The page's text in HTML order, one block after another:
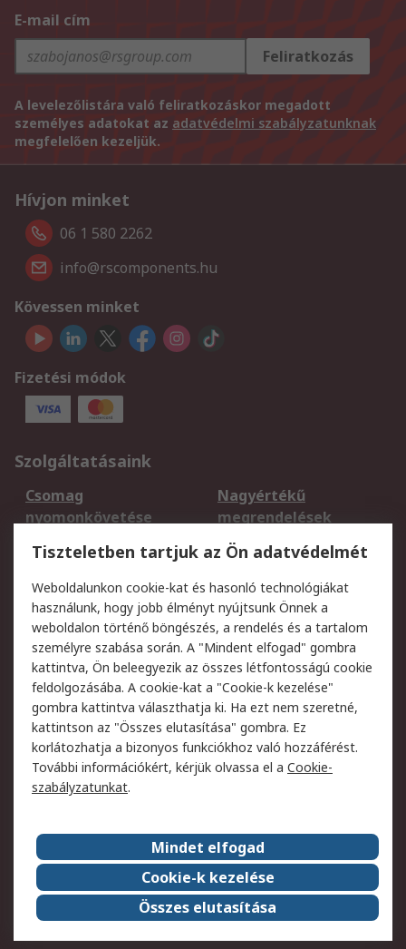
E-mail cím
Feliratkozás
A levelezőlistára való feliratkozáskor megadott
személyes adatokat az adatvédelmi szabályzatunknak
megfelelően kezeljük.
Hívjon minket
06 1 580 2262
info@rscomponents.hu
Kövessen minket
Fizetési módok
Szolgáltatásaink
Csomag
nyomonkövetése
Nagyértékű
megrendelések
Regisztráció
Szállítás
Termékvisszaküldés
Szolgáltatások
Jogi
Adatvédelmi
szabályzat
Az RS értékesítési
feltételei
Cookie szabályzat
Email biztonság
Webhelyre vonatkozó
feltételek
Weboldal felhasználói
szabályzata
Képviseletek
Rólunk
Vállalatcsoport
Karrier
Díjak és elismerések
ESG globális célok
Tiszteletben tartjuk az Ön adatvédelmét
Weboldalunkon cookie-kat és hasonló technológiákat
használunk, hogy jobb élményt nyújtsunk Önnek a
weboldalon történő böngészés, a rendelés és a tartalom
személyre szabása során. A "Mindent elfogad" gombra
kattintva, Ön beleegyezik az összes létfontosságú cookie
feldolgozásába. A cookie-kat a "Cookie-k kezelése"
gombra kattintva választhatja ki. Ha ezt nem szeretné,
kattintson az "Összes elutasítása" gombra. Ez
korlátozhatja a bizonyos funkciókhoz való hozzáférést.
További információkért, kérjük olvassa el a Cookie-
szabályzatunkat.
Mindet elfogad
Cookie-k kezelése
Összes elutasítása